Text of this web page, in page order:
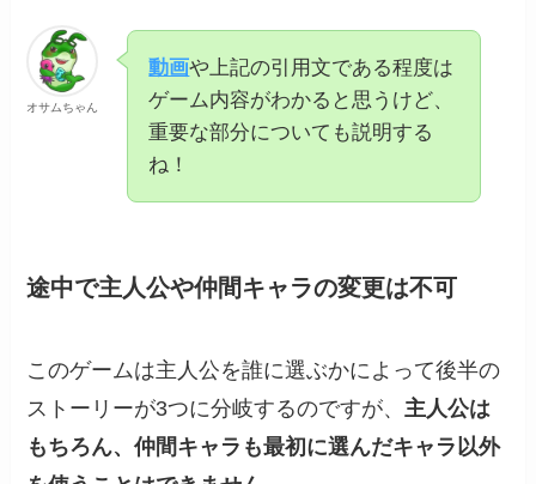
オサムちゃん
動画や上記の引用文である程度は
ゲーム内容がわかると思うけど、
重要な部分についても説明する
ね！
途中で主人公や仲間キャラの変更は不可
このゲームは主人公を誰に選ぶかによって後半の
ストーリーが3つに分岐するのですが、主人公は
もちろん、仲間キャラも最初に選んだキャラ以外